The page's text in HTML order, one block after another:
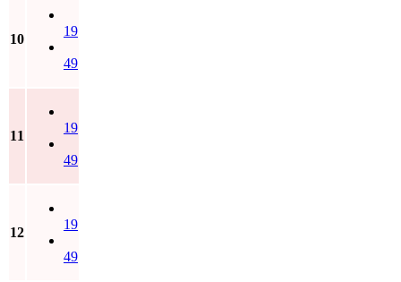
10
19
49
11
19
49
12
19
49